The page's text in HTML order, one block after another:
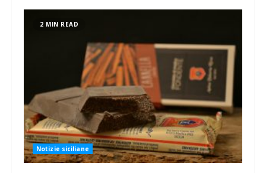
2 MIN READ
Notizie siciliane